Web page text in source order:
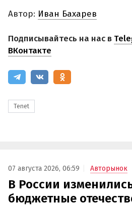
Автор: Иван Бахарев
Подписывайтесь на нас в
ВКонтакте
Tenet
07 августа 2026, 06:59 Авторынок
В России
бюджетные